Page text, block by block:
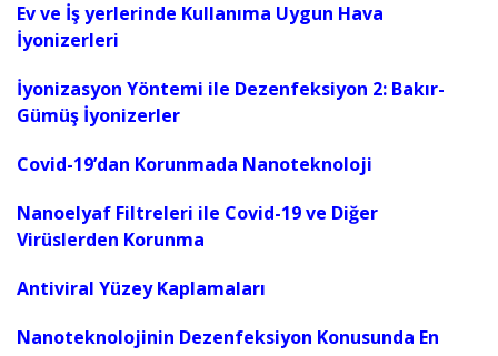
Ev ve İş yerlerinde Kullanıma Uygun Hava
İyonizerleri
İyonizasyon Yöntemi ile Dezenfeksiyon 2: Bakır-
Gümüş İyonizerler
Covid-19’dan Korunmada Nanoteknoloji
Nanoelyaf Filtreleri ile Covid-19 ve Diğer
Virüslerden Korunma
Antiviral Yüzey Kaplamaları
Nanoteknolojinin Dezenfeksiyon Konusunda En